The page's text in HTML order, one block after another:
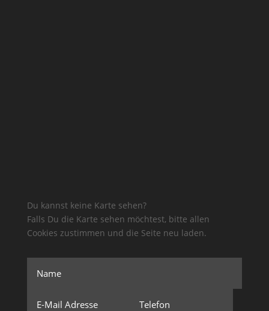
Du kannst keine Karte sehen?
Falls Du die Karte sehen möchtest, bitte allen
Cookies zustimmen und die Seite neu laden.